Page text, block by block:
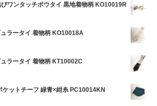
ワンタッチボウタイ 黒地着物柄 KO10019R
ラータイ 着物柄 KO10018A
ラータイ 着物柄 KT10002C
ケットチーフ 緑青×紺糸 PC10014KN